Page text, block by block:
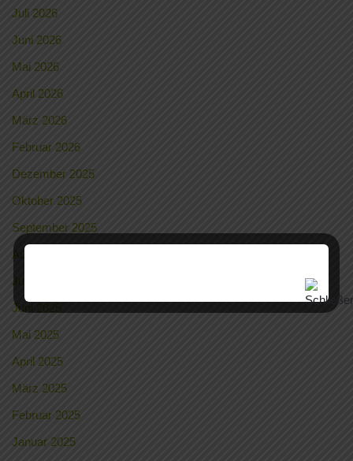
Juli 2026
Juni 2026
Mai 2026
April 2026
März 2026
Februar 2026
Dezember 2025
Oktober 2025
September 2025
August 2025
Juli 2025
Juni 2025
Mai 2025
April 2025
März 2025
Februar 2025
Januar 2025